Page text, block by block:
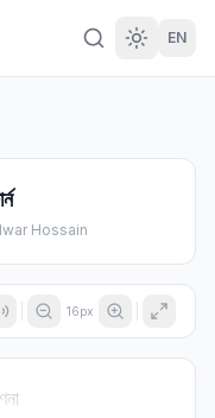
EN
Hossain
16px